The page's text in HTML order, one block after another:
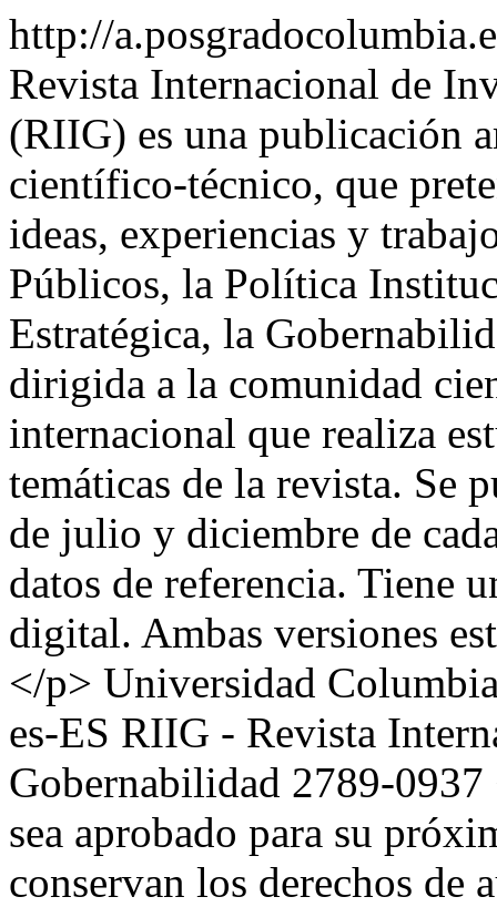
http://
Revista Internacional de
(RIIG) es una publicación
científico-técnico, que
ideas, experiencias y
Públicos, la Política
Estratégica, la
dirigida a la comunidad
internacional que realiza
temáticas de la revista. Se
de julio y diciembre de
datos de referencia. Tiene
digital. Ambas versiones
</p> Universidad
es-ES RIIG - Revista
Gobernabilidad 2789-0937
sea aprobado para su
conservan los derechos de